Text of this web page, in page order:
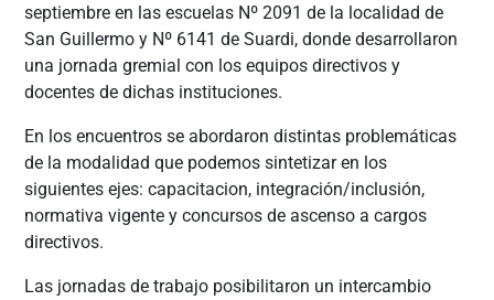
septiembre en las escuelas Nº 2091 de la localidad de
San Guillermo y Nº 6141 de Suardi, donde desarrollaron
una jornada gremial con los equipos directivos y
docentes de dichas instituciones.
En los encuentros se abordaron distintas problemáticas
de la modalidad que podemos sintetizar en los
siguientes ejes: capacitacion, integración/inclusión,
normativa vigente y concursos de ascenso a cargos
directivos.
Las jornadas de trabajo posibilitaron un intercambio